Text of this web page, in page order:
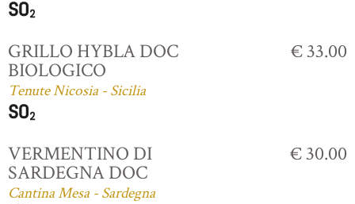
GRILLO HYBLA DOC
BIOLOGICO
Tenute Nicosia - Sicilia
€ 33.00
VERMENTINO DI
SARDEGNA DOC
Cantina Mesa - Sardegna
€ 30.00